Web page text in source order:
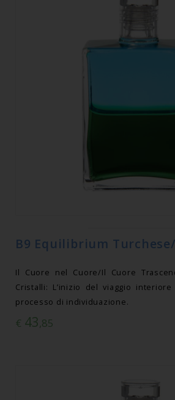
B9 Equilibrium
Il Cuore nel Cuore/Il Cuore
Cristalli: L’inizio del viaggio
processo di individuazione.
€ 43,85